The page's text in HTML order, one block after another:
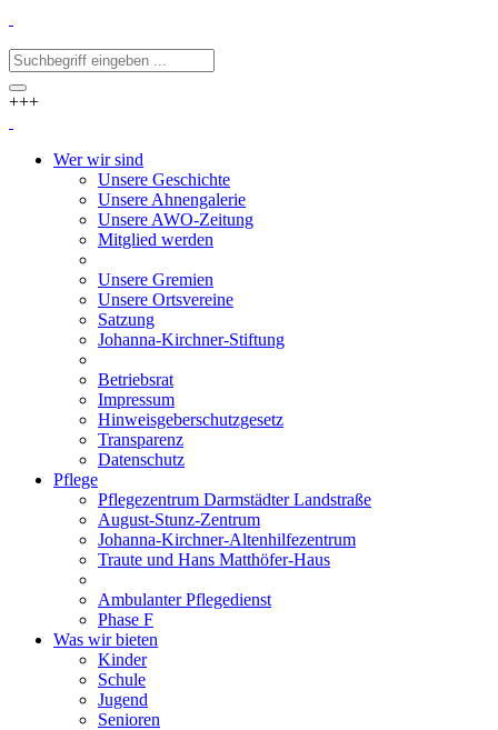
+++
Wer wir sind
Unsere Geschichte
Unsere Ahnengalerie
Unsere AWO-Zeitung
Mitglied werden
Unsere Gremien
Unsere Ortsvereine
Satzung
Johanna-Kirchner-Stiftung
Betriebsrat
Impressum
Hinweisgeberschutzgesetz
Transparenz
Datenschutz
Pflege
Pflegezentrum Darmstädter Landstraße
August-Stunz-Zentrum
Johanna-Kirchner-Altenhilfezentrum
Traute und Hans Matthöfer-Haus
Ambulanter Pflegedienst
Phase F
Was wir bieten
Kinder
Schule
Jugend
Senioren